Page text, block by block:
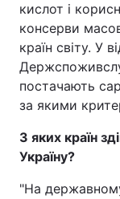
кислот і
консерви
країн світу. У
постачають
за якими
З яких країн
Україну?
"На